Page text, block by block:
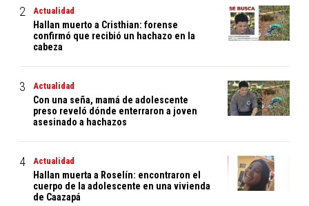
Actualidad
Hallan muerto a Cristhian: forense
confirmó que recibió un hachazo en la
cabeza
Actualidad
Con una seña, mamá de adolescente
preso reveló dónde enterraron a joven
asesinado a hachazos
Actualidad
Hallan muerta a Roselín: encontraron el
cuerpo de la adolescente en una vivienda
de Caazapá